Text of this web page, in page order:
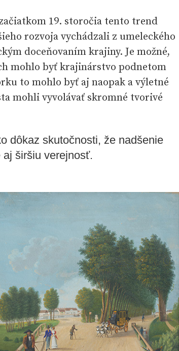
19. storočia tento trend
rozvoja vychádzali z umeleckého
doceňovaním krajiny. Je možné,
mohlo byť krajinárstvo podnetom
to mohlo byť aj naopak a výletné
mohli vyvolávať skromné tvorivé
dôkaz skutočnosti, že nadšenie
aj širšiu verejnosť.